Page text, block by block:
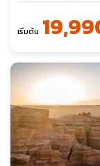
เริ่มต้น